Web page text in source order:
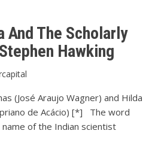
And The Scholarly
Hawking
(José Araujo Wagner) and Hilda
de Acácio) [*] The word
of the Indian scientist